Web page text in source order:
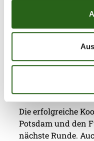
08.07.2026 | Jugend
Drei
Potsdam
Die erfolgreiche
Potsdam und den
nächste Runde.